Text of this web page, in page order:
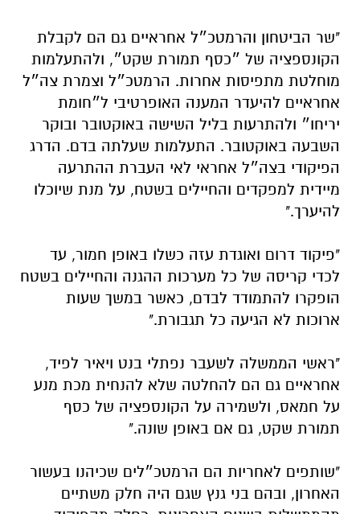
"שר הביטחון והרמטכ״ל אחראיים גם הם לקבלת
הקונספציה של ״כסף תמורת שקט״, ולהתעלמות
מוחלטת מתפיסות אחרות. הרמטכ״ל וצמרת צה״ל
אחראיים להיעדר המענה האופרטיבי ל״חומת
יריחו״ ולהתרעות בליל השישה באוקטובר ובוקר
השבעה באוקטובר. התעלמות שעלתה בדם. הדרג
הפיקודי בצה״ל אחראי לאי העברת ההתרעה
מיידית למפקדים והחיילים בשטח, על מנת שיוכלו
להיערך."
"פיקוד דרום ואוגדת עזה כשלו באופן חמור, עד
לכדי קריסה של כל מערכות ההגנה והחיילים בשטח
הופקרו להתמודד לבדם, כאשר במשך שעות
ארוכות לא הגיעה כל תגבורת."
"ראשי הממשלה לשעבר נפתלי בנט ויאיר לפיד,
אחראיים גם הם להחלטה שלא להנחית מכת מנע
על חמאס, ולשמירה על הקונספציה של כסף
תמורת שקט, גם אם באופן שונה."
"שותפים לאחריות הם הרמטכ״לים שכיהנו בעשור
האחרון, ובהם בני גנץ שגם היה חלק משתיים